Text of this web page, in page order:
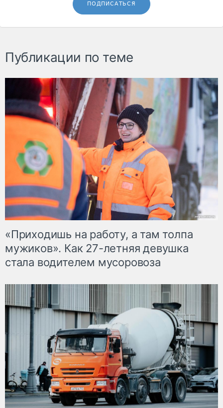
ПОДПИСАТЬСЯ
Публикации по теме
«Приходишь на работу, а там толпа
мужиков». Как 27-летняя девушка
стала водителем мусоровоза